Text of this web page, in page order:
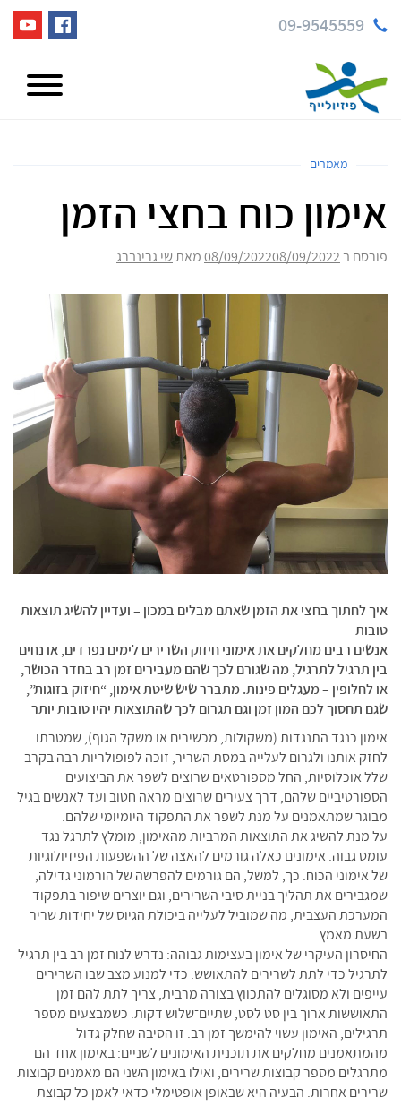
09-9545559
מאמרים
אימון כוח בחצי הזמן
פורסם ב 08/09/202208/09/2022 מאתשי גרינברג
איך לחתוך בחצי את הזמן שאתם מבלים במכון – ועדיין להשיג תוצאות
טובות
אנשים רבים מחלקים את אימוני חיזוק השרירים לימים נפרדים, או נחים
בין תרגיל לתרגיל, מה שגורם לכך שהם מעבירים זמן רב בחדר הכושר,
או לחלופין – מעגלים פינות. מתברר שיש שיטת אימון, “חיזוק בזוגות”,
שגם תחסוך לכם המון זמן וגם תגרום לכך שהתוצאות יהיו טובות יותר
אימון כנגד התנגדות (משקולות, מכשירים או משקל הגוף), שמטרתו
לחזק אותנו ולגרום לעלייה במסת השריר, זוכה לפופולריות רבה בקרב
שלל אוכלוסיות, החל מספורטאים שרוצים לשפר את הביצועים
הספורטיביים שלהם, דרך צעירים שרוצים מראה חטוב ועד לאנשים בגיל
מבוגר שמתאמנים על מנת לשפר את התפקוד היומיומי שלהם.
על מנת להשיג את התוצאות המרביות מהאימון, מומלץ לתרגל נגד
עומס גבוה. אימונים כאלה גורמים להאצה של ההשפעות הפיזיולוגיות
של אימוני הכוח. כך, למשל, הם גורמים להפרשה של הורמוני גדילה,
שמגבירים את תהליך בניית סיבי השרירים, וגם יוצרים שיפור בתפקוד
המערכת העצבית, מה שמוביל לעלייה ביכולת הגיוס של יחידות שריר
בשעת מאמץ.
החיסרון העיקרי של אימון בעצימות גבוהה: נדרש לנוח זמן רב בין תרגיל
לתרגיל כדי לתת לשרירים להתאושש. כדי למנוע מצב שבו השרירים
עייפים ולא מסוגלים להתכווץ בצורה מרבית, צריך לתת להם זמן
התאוששות ארוך בין סט לסט, שתיים־שלוש דקות. כשמבצעים מספר
תרגילים, האימון עשוי להימשך זמן רב. זו הסיבה שחלק גדול
מהמתאמנים מחלקים את תוכנית האימונים לשניים: באימון אחד הם
מתרגלים מספר קבוצות שרירים, ואילו באימון השני הם מאמנים קבוצות
שרירים אחרות. הבעיה היא שבאופן אופטימלי כדאי לאמן כל קבוצת